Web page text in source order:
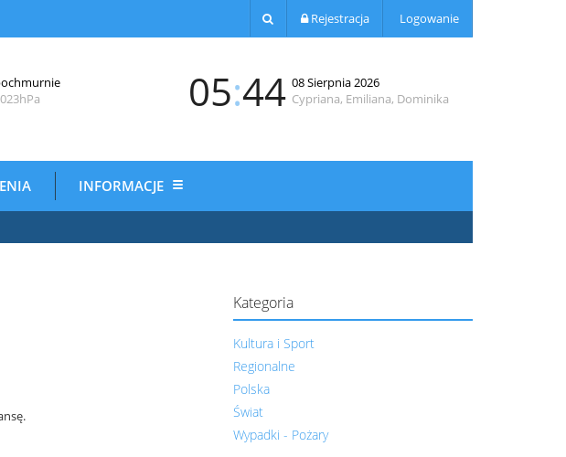
Rejestracja Logowanie
05:44 08 Sierpnia 2026
Cypriana, Emiliana, Dominika
INFORMACJE
Kategoria
Kultura i Sport
Regionalne
Polska
Świat
Wypadki - Pożary